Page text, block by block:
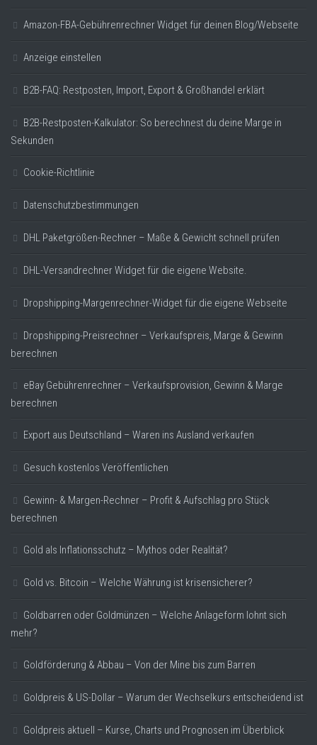
Amazon-FBA-Gebührenrechner Widget für deinen Blog/Webseite
Anzeige einstellen
B2B-FAQ: Restposten, Import, Export & Großhandel erklärt
B2B-Restposten-Kalkulator: So berechnest du deine Marge in
Sekunden
Cookie-Richtlinie
Datenschutzbestimmungen
DHL Paketgrößen-Rechner – Maße & Gewicht schnell prüfen
DHL-Versandrechner Widget für die eigene Website.
Dropshipping-Margenrechner-Widget für die eigene Webseite
Dropshipping-Preisrechner – Verkaufspreis, Marge & Gewinn
berechnen
eBay Gebührenrechner – Verkaufsprovision, Gewinn & Marge
berechnen
Export aus Deutschland – Waren ins Ausland verkaufen
Gesuch kostenlos Veröffentlichen
Gewinn- & Margen-Rechner – Profit & Aufschlag pro Stück
berechnen
Gold als Inflationsschutz – Mythos oder Realität?
Gold vs. Bitcoin – Welche Währung ist krisensicherer?
Goldbarren oder Goldmünzen – Welche Anlageform lohnt sich
mehr?
Goldförderung & Abbau – Von der Mine bis zum Barren
Goldpreis & US-Dollar – Warum der Wechselkurs entscheidend ist
Goldpreis aktuell – Kurse, Charts und Prognosen im Überblick